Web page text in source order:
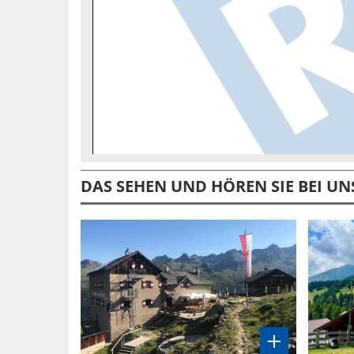
DAS SEHEN UND HÖREN SIE BEI